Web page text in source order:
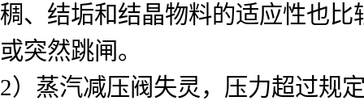
稠、结垢和结晶物料的适应性也
或突然跳闸。
2）蒸汽减压阀失灵，压力超过规